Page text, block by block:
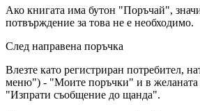
Ако книгата има бутон "Поръчай",
потвърждение за това не е необходимо.
След направена поръчка
Влезте като регистриран потребител,
меню") - "Моите поръчки" и в желаната
"Изпрати съобщение до щанда".